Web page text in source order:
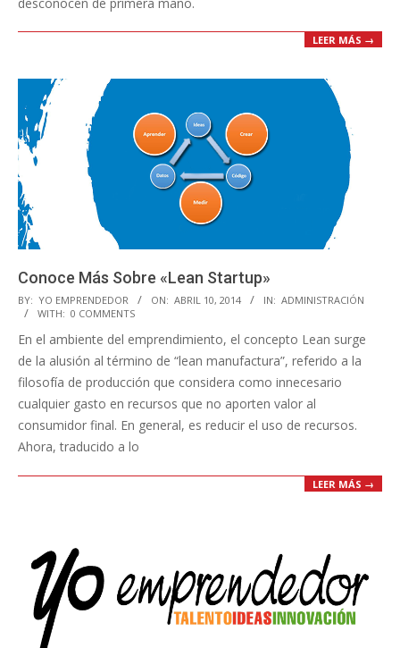
LEER MÁS →
Conoce Más Sobre «Lean Startup»
2014-
04-
10
BY: YO EMPRENDEDOR ON: ABRIL 10, 2014 IN: ADMINISTRACIÓN
WITH: 0 COMMENTS
En el ambiente del emprendimiento, el concepto Lean surge
de la alusión al término de “lean manufactura”, referido a la
filosofía de producción que considera como innecesario
cualquier gasto en recursos que no aporten valor al
consumidor final. En general, es reducir el uso de recursos.
Ahora, traducido a lo
LEER MÁS →